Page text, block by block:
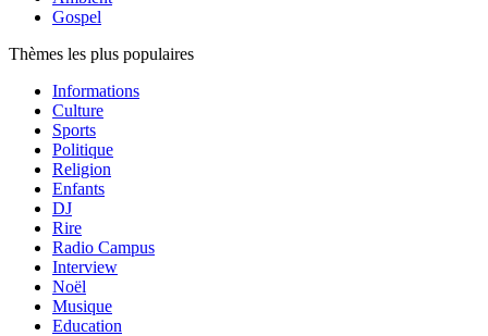
Gospel
Thèmes les plus populaires
Informations
Culture
Sports
Politique
Religion
Enfants
DJ
Rire
Radio Campus
Interview
Noël
Musique
Education